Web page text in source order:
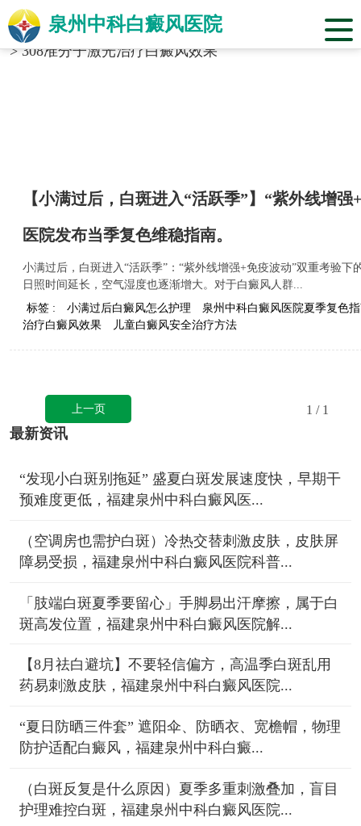
泉州中科白癜风医院
当前位置：福建省泉州市中科白癜风医院
标签合辑
>308准分子激光治疗白癜风效果
【小满过后，白斑进入“活跃季”】“紫外线增
医院发布当季复色维稳指南。
小满过后，白斑进入“活跃季”：“紫外线增强+免疫波动”双重考验
日照时间延长，空气湿度也逐渐增大。对于白癜风人群...
标签 :
小满过后白癜风怎么护理
泉州中科白癜风医院夏季复色
治疗白癜风效果
儿童白癜风安全治疗方法
上一页 1 / 1
最新资讯
“发现小白斑别拖延” 盛夏白斑发展速度快，早期干
预难度更低，福建泉州中科白癜风医...
（空调房也需护白斑）冷热交替刺激皮肤，皮肤屏
障易受损，福建泉州中科白癜风医院科普...
「肢端白斑夏季要留心」手脚易出汗摩擦，属于白
斑高发位置，福建泉州中科白癜风医院解...
【8月祛白避坑】不要轻信偏方，高温季白斑乱用
药易刺激皮肤，福建泉州中科白癜风医院...
“夏日防晒三件套” 遮阳伞、防晒衣、宽檐帽，物理
防护适配白癜风，福建泉州中科白癜...
（白斑反复是什么原因）夏季多重刺激叠加，盲目
护理难控白斑，福建泉州中科白癜风医院...